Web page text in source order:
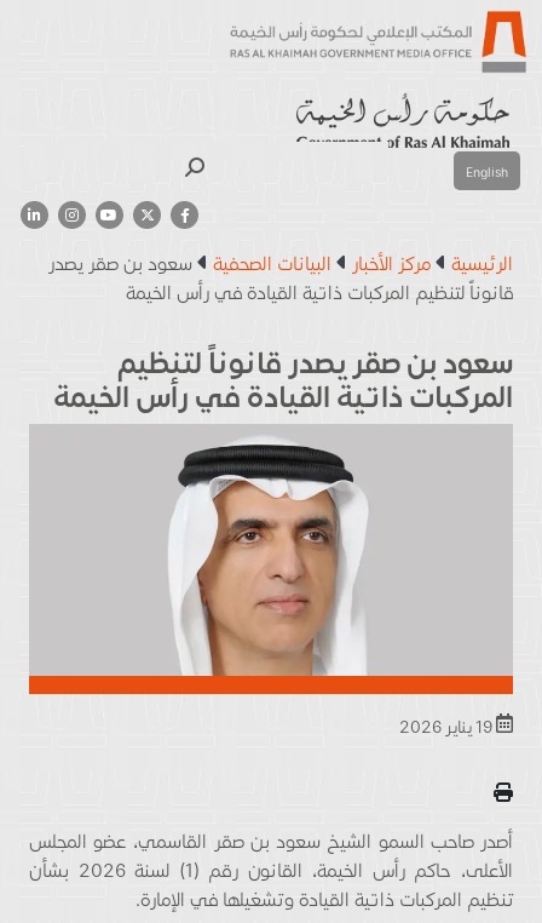
English
الرئيسية مركز الأخبار البيانات الصحفية
سعود بن صقر يصدر
قانوناً لتنظيم المركبات ذاتية القيادة في رأس الخيمة
سعود بن صقر يصدر قانوناً لتنظيم
المركبات ذاتية القيادة في رأس الخيمة
أصدر صاحب السمو الشيخ سعود بن صقر القاسمي، عضو المجلس
الأعلى، حاكم رأس الخيمة، القانون رقم (1) لسنة 2026 بشأن
تنظيم المركبات ذاتية القيادة وتشغيلها في الإمارة.